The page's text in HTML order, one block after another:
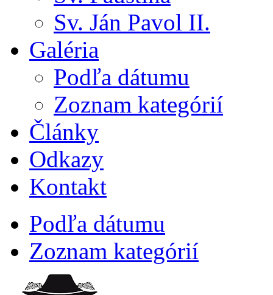
Sv. Ján Pavol II.
Galéria
Podľa dátumu
Zoznam kategórií
Články
Odkazy
Kontakt
Podľa dátumu
Zoznam kategórií